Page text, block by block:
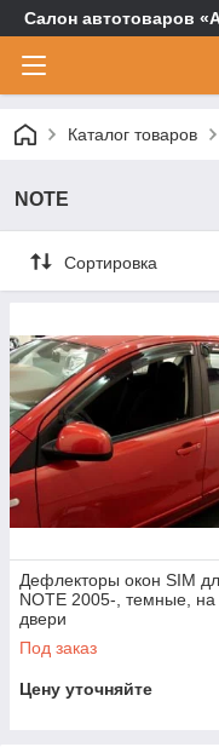
Салон автотоваров
Каталог товаров
NOTE
Сортировка
Дефлекторы окон SIM
NOTE 2005-, темные, на
двери
Под заказ
Цену уточняйте